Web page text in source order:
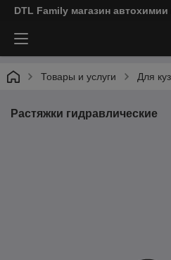
DTL Family магазин
Товары и услуги Для
Растяжки гидравлические